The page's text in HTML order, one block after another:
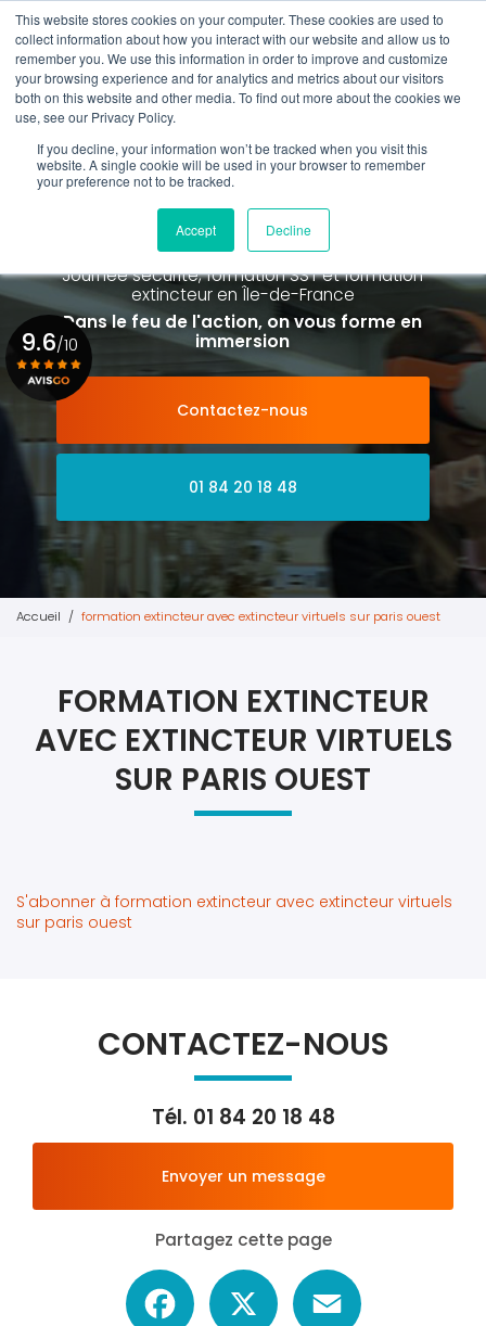
This website stores cookies on your computer. These cookies are used to
collect information about how you interact with our website and allow us to
remember you. We use this information in order to improve and customize
your browsing experience and for analytics and metrics about our visitors
both on this website and other media. To find out more about the cookies we
use, see our Privacy Policy.
If you decline, your information won’t be tracked when you visit this
website. A single cookie will be used in your browser to remember
your preference not to be tracked.
Accept Decline
Aller
au
contenu
principal
01 84 20 18 48
Rappel gratuit
Spécialiste de la formation SST et
de la Formation Incendie
à Paris La Défense depuis 2015
Journée sécurité, formation SST et formation
extincteuren Île-de-France
Dans le feu de l'action, on vous forme en
immersion
Contactez-nous
01 84 20 18 48
9.6/10
Voir le certificat
Accueil formation extincteur avec extincteur virtuels sur paris ouest
FORMATION EXTINCTEUR
AVEC EXTINCTEUR VIRTUELS
SUR PARIS OUEST
S'abonner à formation extincteur avec extincteur virtuels
sur paris ouest
CONTACTEZ-NOUS
Tél. 01 84 20 18 48
Envoyer un message
Partagez cette page
Facebook